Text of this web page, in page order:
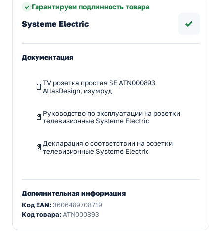
Гарантируем подлинность товара
Systeme Electric ✓
Документация
TV розетка простая SE ATN000893
AtlasDesign, изумруд
Руководство по эксплуатации на розетки
телевизионные Systeme Electric
Декларация о соответствии на розетки
телевизионные Systeme Electric
Дополнительная информация
Код EAN:3606489708719
Код товара:ATN000893